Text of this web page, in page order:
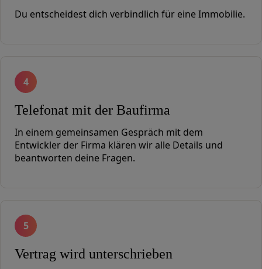
Du entscheidest dich verbindlich für eine Immobilie.
4
Telefonat mit der Baufirma
In einem gemeinsamen Gespräch mit dem
Entwickler der Firma klären wir alle Details und
beantworten deine Fragen.
5
Vertrag wird unterschrieben